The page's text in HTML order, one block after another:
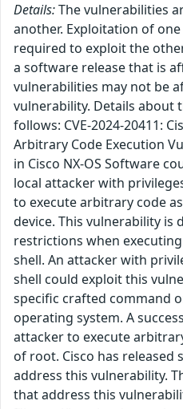
Details:The vulnerabilities
another. Exploitation of
required to exploit the
a software release that is
vulnerabilities may not be
vulnerability. Details about
follows: CVE-2024-20411:
Arbitrary Code Execution
in Cisco NX-OS Software
local attacker with
to execute arbitrary code
device. This vulnerability is
restrictions when
shell. An attacker with
shell could exploit this
specific crafted command
operating system. A
attacker to execute
of root. Cisco has
address this vulnerability.
that address this